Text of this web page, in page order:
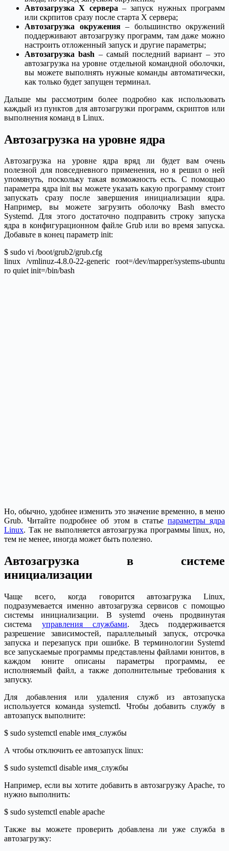
Автозагрузка X сервера – запуск нужных программ
или скрпитов сразу после старта X сервера;
Автозагрузка окружения– большинство окружений
поддерживают автозагрузку программ, там даже можно
настроить отложенный запуск и другие параметры;
Автозагрузка bash – самый последний вариант – это
автозагрузка на уровне отдельной командной оболочки,
вы можете выполнять нужные команды автоматически,
как только будет запущен терминал.
Дальше мы рассмотрим более подробно как использовать
каждый из пунктов для автозагрузки программ, скриптов или
выполнения команд в Linux.
Автозагрузка на уровне ядра
Автозагрузка на уровне ядра вряд ли будет вам очень
полезной для повседневного применения, но я решил о ней
упомянуть, поскольку такая возможность есть. С помощью
параметра ядра init вы можете указать какую программу стоит
запускать сразу после завершения инициализации ядра.
Например, вы можете загрузить оболочку Bash вместо
Systemd. Для этого достаточно подправить строку запуска
ядра в конфигурационном файле Grub или во время запуска.
Добавьте в конец параметр init:
$ sudo vi /boot/grub2/grub.cfg
linux /vmlinuz-4.8.0-22-generic root=/dev/mapper/systems-ubuntu
ro quiet init=/bin/bash
Но, обычно, удобнее изменить это значение временно, в меню
Grub. Читайте подробнее об этом в статье параметры ядра
Linux. Так не выполняется автозагрузка программы linux, но,
тем не менее, иногда может быть полезно.
Автозагрузка в системе
инициализации
Чаще всего, когда говорится автозагрузка Linux,
подразумевается именно автозагрузка сервисов с помощью
системы инициализации. В systemd очень продвинутая
система управления службами. Здесь поддерживается
разрешение зависимостей, параллельный запуск, отсрочка
запуска и перезапуск при ошибке. В терминологии Systemd
все запускаемые программы представлены файлами юнитов, в
каждом юните описаны параметры программы, ее
исполняемый файл, а также дополнительные требования к
запуску.
Для добавления или удаления служб из автозапуска
используется команда systemctl. Чтобы добавить службу в
автозапуск выполните:
$ sudo systemctl enable имя_службы
А чтобы отключить ее автозапуск linux:
$ sudo systemctl disable имя_службы
Например, если вы хотите добавить в автозагрузку Apache, то
нужно выполнить:
$ sudo systemctl enable apache
Также вы можете проверить добавлена ли уже служба в
автозагрузку: